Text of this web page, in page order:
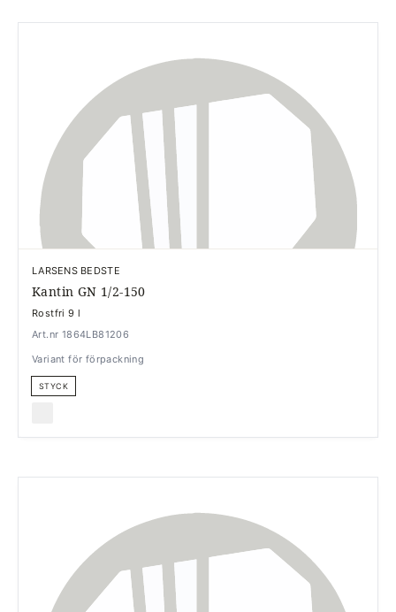
LARSENS BEDSTE
Kantin GN 1/2-150
Rostfri 9 l
Art.nr 1864LB81206
Variant för förpackning
STYCK